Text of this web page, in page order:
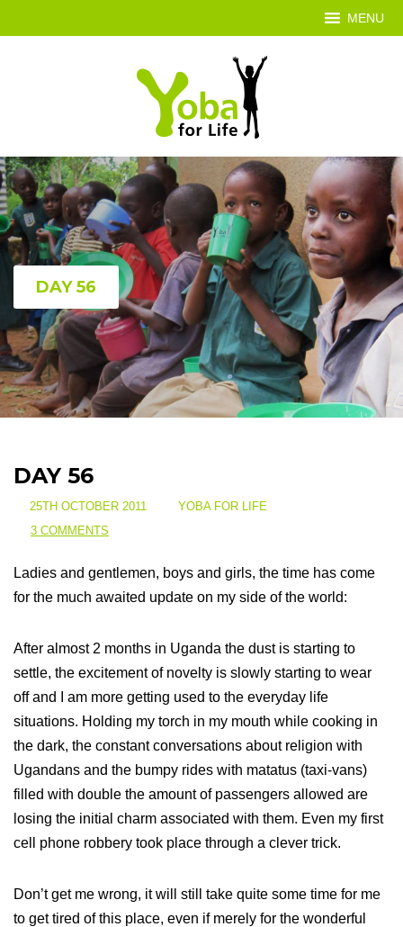
MENU
DAY 56
DAY 56
25TH OCTOBER 2011
YOBA FOR LIFE
3 COMMENTS
Ladies and gentlemen, boys and girls, the time has come
for the much awaited update on my side of the world:
After almost 2 months in Uganda the dust is starting to
settle, the excitement of novelty is slowly starting to wear
off and I am more getting used to the everyday life
situations. Holding my torch in my mouth while cooking in
the dark, the constant conversations about religion with
Ugandans and the bumpy rides with matatus (taxi-vans)
filled with double the amount of passengers allowed are
losing the initial charm associated with them. Even my first
cell phone robbery took place through a clever trick.
Don’t get me wrong, it will still take quite some time for me
to get tired of this place, even if merely for the wonderful